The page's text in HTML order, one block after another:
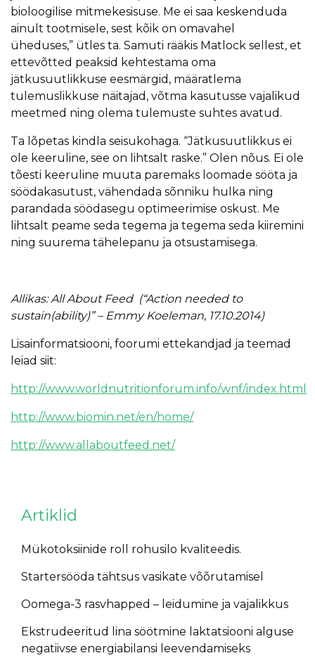
bioloogilise mitmekesisuse. Me ei saa keskenduda
ainult tootmisele, sest kõik on omavahel
üheduses,” ütles ta. Samuti rääkis Matlock sellest, et
ettevõtted peaksid kehtestama oma
jätkusuutlikkuse eesmärgid, määratlema
tulemuslikkuse näitajad, võtma kasutusse vajalikud
meetmed ning olema tulemuste suhtes avatud.
Ta lõpetas kindla seisukohaga. “Jätkusuutlikkus ei
ole keeruline, see on lihtsalt raske.” Olen nõus. Ei ole
tõesti keeruline muuta paremaks loomade sööta ja
söödakasutust, vähendada sõnniku hulka ning
parandada söödasegu optimeerimise oskust. Me
lihtsalt peame seda tegema ja tegema seda kiiremini
ning suurema tähelepanu ja otsustamisega.
Allikas: All About Feed (“Action needed to
sustain(ability)” – Emmy Koeleman, 17.10.2014)
Lisainformatsiooni, foorumi ettekandjad ja teemad
leiad siit:
http://www.worldnutritionforum.info/wnf/index.html
http://www.biomin.net/en/home/
http://www.allaboutfeed.net/
Artiklid
Mükotoksiinide roll rohusilo kvaliteedis.
Startersööda tähtsus vasikate võõrutamisel
Oomega-3 rasvhapped – leidumine ja vajalikkus
Ekstrudeeritud lina söötmine laktatsiooni alguse
negatiivse energiabilansi leevendamiseks